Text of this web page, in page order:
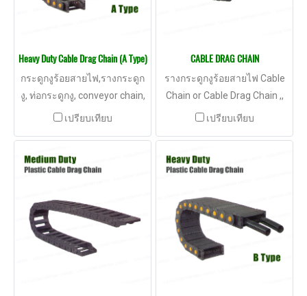
Heavy Duty Cable Drag Chain (A Type)
กระดูกงูร้อยสายไฟ,รางกระดูก
งู, ท่อกระดูกงู, conveyor chain,
รางร้อยสายไฟ, เหล็กกระดูกงู
เปรียบเทียบ
CABLE DRAG CHAIN
รางกระดูกงูร้อยสายไฟ Cable
Chain or Cable Drag Chain ,,
STEEL Cable Chain chain, ราง
กระดูกงูร้อยสายไฟ,รางกระดูก
รางร้อยสายไฟ, เหล็กกระดูกงู
เปรียบเทียบ